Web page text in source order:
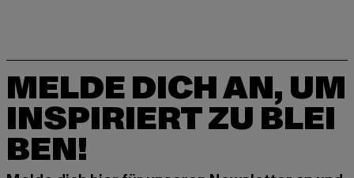
MELDE DICH AN, UM
INSPIRIERT ZU BLEI
BEN!